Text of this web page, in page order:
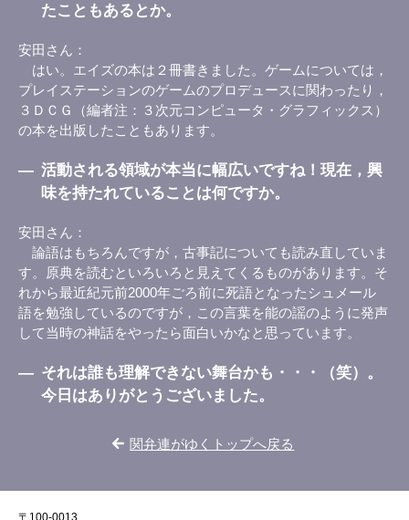
〒100-0013
たこともあるとか。
安田さん
はい。エイズの本は２冊書きました。ゲームについては，
プレイステーションのゲームのプロデュースに関わったり，
３ＤＣＧ（編者注：３次元コンピュータ・グラフィックス）
の本を出版したこともあります。
― 活動される領域が本当に幅広いですね！現在，興
味を持たれていることは何ですか。
安田さん
論語はもちろんですが，古事記についても読み直していま
す。原典を読むといろいろと見えてくるものがあります。そ
れから最近紀元前2000年ごろ前に死語となったシュメール
語を勉強しているのですが，この言葉を能の謡のように発声
して当時の神話をやったら面白いかなと思っています。
― それは誰も理解できない舞台かも・・・（笑）。
今日はありがとうございました。
関弁連がゆくトップへ戻る